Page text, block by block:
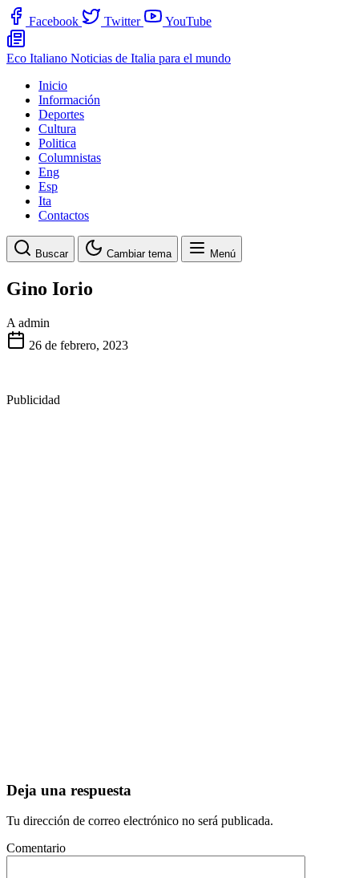
Facebook Twitter YouTube
Eco Italiano Noticias de Italia para el mundo
Inicio
Información
Deportes
Cultura
Politica
Columnistas
Eng
Esp
Ita
Contactos
Buscar Cambiar tema Menú
Gino Iorio
A admin
26 de febrero, 2023
Publicidad
Deja una respuesta
Tu dirección de correo electrónico no será publicada.
Comentario